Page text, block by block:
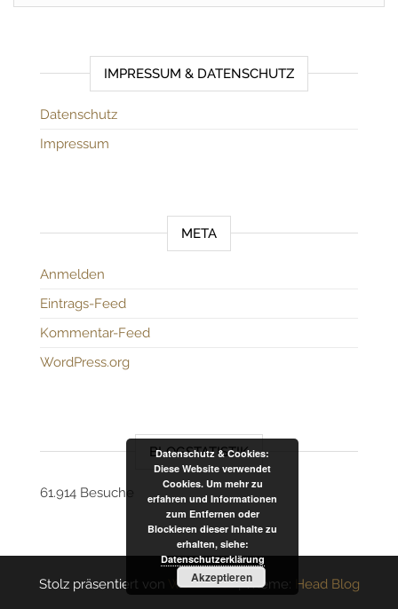
IMPRESSUM & DATENSCHUTZ
Datenschutz
Impressum
META
Anmelden
Eintrags-Feed
Kommentar-Feed
WordPress.org
BLOGSTATISTIK
61.914 Besuche
Stolz präsentiert von WordPress |Theme: Head Blog
Datenschutz & Cookies:
Diese Website verwendet
Cookies. Um mehr zu
erfahren und Informationen
zum Entfernen oder
Blockieren dieser Inhalte zu
erhalten, siehe:
Datenschutzerklärung
Akzeptieren